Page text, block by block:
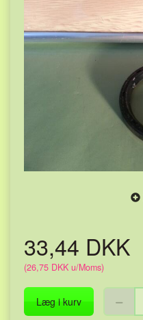
33,44 DKK
(26,75 DKK u/Moms)
Læg i kurv